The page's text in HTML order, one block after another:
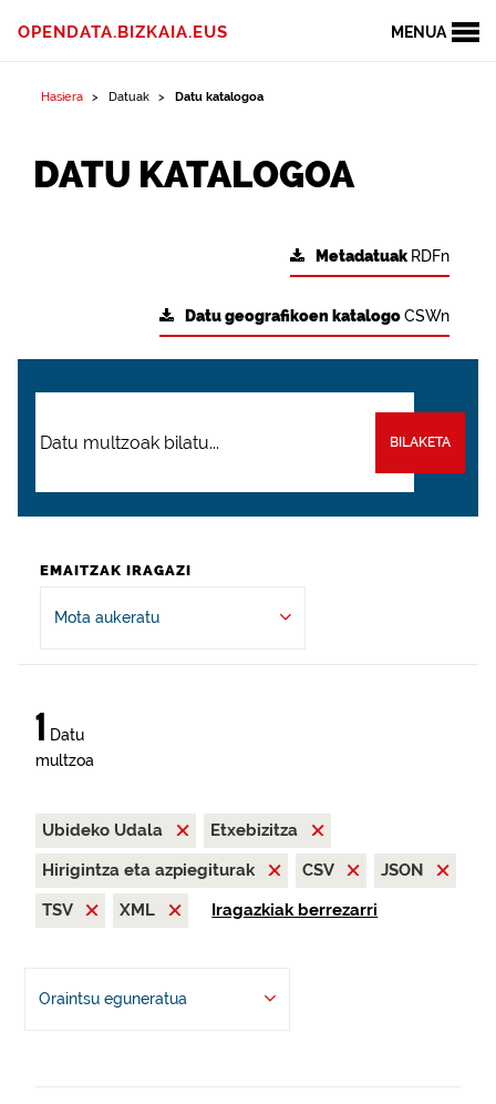
MENUA
OPENDATA.BIZKAIA.EUS
Hasiera Datuak Datu katalogoa
DATU KATALOGOA
Metadatuak RDFn
Datu geografikoen katalogoCSWn
BILAKETA
EMAITZAK IRAGAZI
Mota aukeratu
1 Datu
multzoa
Ubideko Udala
Etxebizitza
Hirigintza eta azpiegiturak
CSV
JSON
TSV
XML Iragazkiak berrezarri
Oraintsu eguneratua